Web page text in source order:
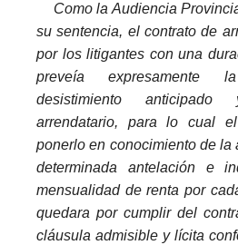
Como la Audiencia
su sentencia, el contrato de
por los litigantes con una
preveía expresamente
desistimiento
arrendatario, para lo cual
ponerlo en conocimiento de la
determinada antelación e
mensualidad de renta por
quedara por cumplir del
cláusula admisible y lícita